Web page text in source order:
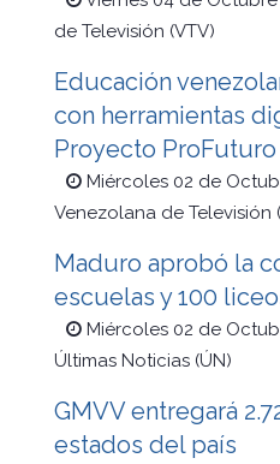
de Televisión (VTV)
Educación
con herramientas
Proyecto ProFuturo
Miércoles 02 de
Venezolana de Televisión
Maduro aprobó la
escuelas y 100
Miércoles 02 de
Últimas Noticias (ÚN)
GMVV entregará
estados del país